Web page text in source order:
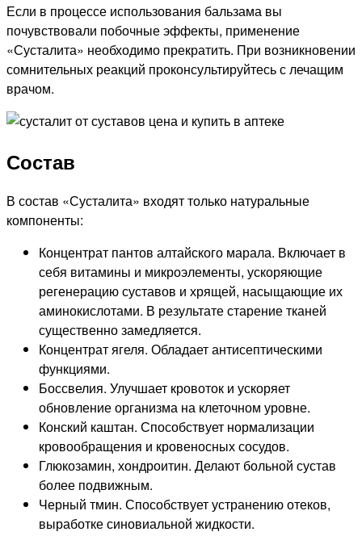
Если в процессе использования бальзама вы
почувствовали побочные эффекты, применение
«Сусталита» необходимо прекратить. При возникновении
сомнительных реакций проконсультируйтесь с лечащим
врачом.
Состав
В состав «Сусталита» входят только натуральные
компоненты:
Концентрат пантов алтайского марала. Включает в
себя витамины и микроэлементы, ускоряющие
регенерацию суставов и хрящей, насыщающие их
аминокислотами. В результате старение тканей
существенно замедляется.
Концентрат ягеля. Обладает антисептическими
функциями.
Боссвелия. Улучшает кровоток и ускоряет
обновление организма на клеточном уровне.
Конский каштан. Способствует нормализации
кровообращения и кровеносных сосудов.
Глюкозамин, хондроитин. Делают больной сустав
более подвижным.
Черный тмин. Способствует устранению отеков,
выработке синовиальной жидкости.